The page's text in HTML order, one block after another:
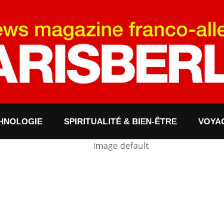
SPIRITUALITÉ & BIEN-ÊTRE